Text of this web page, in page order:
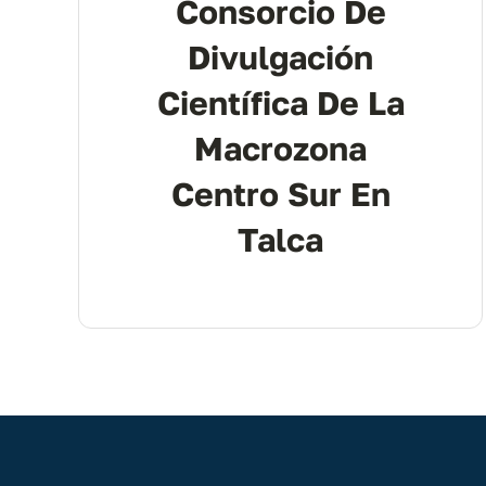
Consorcio De
Divulgación
Científica De La
Macrozona
Centro Sur En
Talca